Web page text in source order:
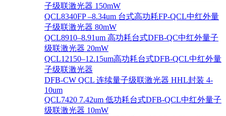
子级联激光器 150mW
QCL8340FP –8.34um 台式高功耗FP-QCL中红外量
子级联激光器 80mW
QCL8910–8.91um 高功耗台式DFB-QC中红外量子
级联激光器 20mW
QCL12150–12.15um高功耗台式DFB-QCL中红外量
子级联激光器
DFB-CW QCL 连续量子级联激光器 HHL封装 4-
10um
QCL7420 7.42um 低功耗台式DFB-QCL中红外量子
级联激光器 10mW